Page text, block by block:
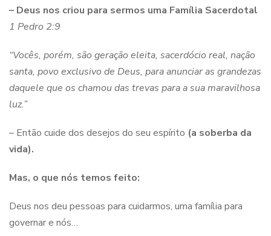
– Deus nos criou para sermos uma Família Sacerdotal
1 Pedro 2:9
“Vocês, porém, são geração eleita, sacerdócio real, nação
santa, povo exclusivo de Deus, para anunciar as grandezas
daquele que os chamou das trevas para a sua maravilhosa
luz.”
– Então cuide dos desejos do seu espírito (a soberba da
vida).
Mas, o que nós temos feito:
Deus nos deu pessoas para cuidarmos, uma família para
governar e nós…